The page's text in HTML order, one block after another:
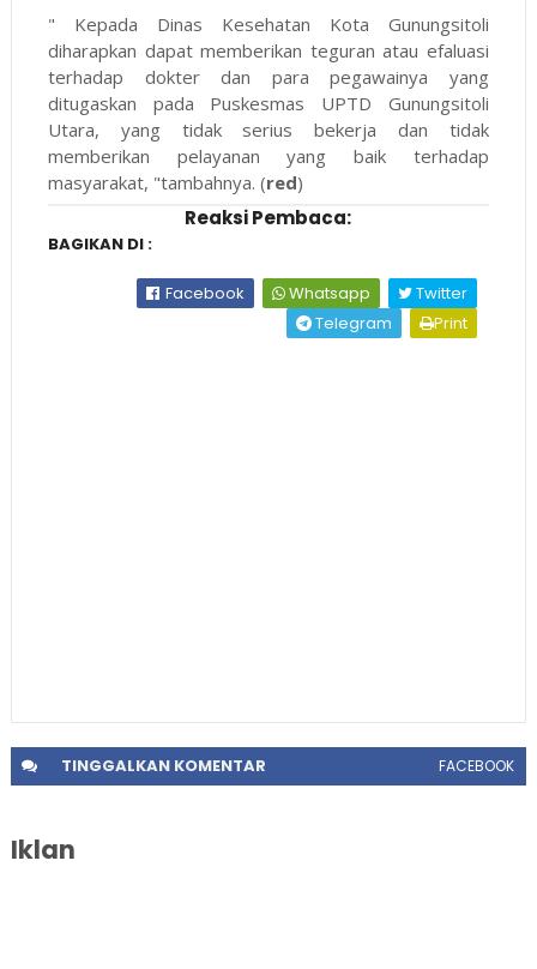
" Kepada Dinas Kesehatan Kota Gunungsitoli
diharapkan dapat memberikan teguran atau efaluasi
terhadap dokter dan para pegawainya yang
ditugaskan pada Puskesmas UPTD Gunungsitoli
Utara, yang tidak serius bekerja dan tidak
memberikan pelayanan yang baik terhadap
masyarakat, "tambahnya. (red)
Reaksi Pembaca:
BAGIKAN DI :
Facebook Whatsapp
Twitter
Telegram
Print
TINGGALKANKOMENTAR FACEBOOK
Iklan